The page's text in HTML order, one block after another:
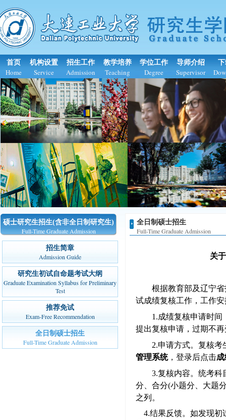
首页
Home
机构设置
Service
招生工作
Admission
教学培养
Teaching
学位工作
Degree
导师介绍
Supervisor
硕士研究生招生(含非全日制研究生)
Full-Time Graduate Admission
招生简章
Admission Guide
研究生初试自命题考试大纲
Graduate Examination Syllabus for Preliminary
Test
推荐免试
Exam-Free Recommendation
全日制硕士招生
Full-Time Graduate Admission
全日制硕士招生
Full-Time Graduate Admission
关
根据教育部及辽宁
试成绩复核工作，工作
1.成绩复核申请时间
提出复核申请，过期不
2.申请方式。 复核考
管理系统，登录后点击成
3.复核内容。统考科
分、合分(小题分、大题
之列。
4.结果反馈。如发现初